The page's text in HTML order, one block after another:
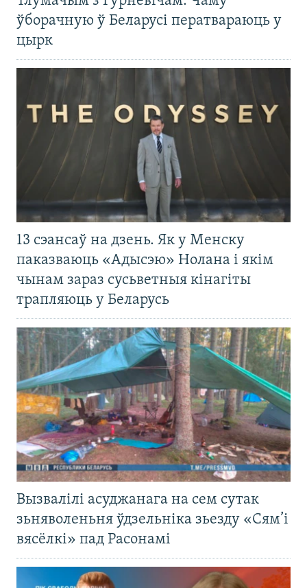
ўборачную ў Беларусі ператвараюць у
цырк
13 сэансаў на дзень. Як у Менску
паказваюць «Адысэю» Нолана і якім
чынам зараз сусьветныя кінагіты
трапляюць у Беларусь
Вызвалілі асуджанага на сем сутак
зьняволеньня ўдзельніка зьезду «Сям’і
вясёлкі» пад Расонамі